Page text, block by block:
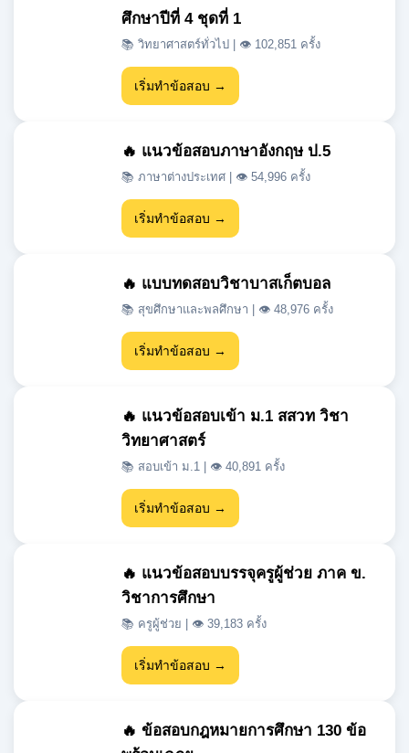
ชุดข้อสอบ สมาชิก
ยอดเข้าชม ใช้งานตลอด 24 ชั่วโมง
🔥 ชุดข้อสอบยอดนิยม
🔥 แนวข้อสอบวิทยาศาสตร์ ประถม
ศึกษาปีที่ 4 ชุดที่ 1
เริ่มทำข้อสอบ →
🔥 แนวข้อสอบภาษาอังกฤษ ป.5
📚 ภาษาต่างประเทศ | 👁 54,996 ครั้ง
🔥 แบบทดสอบวิชาบาสเก็ตบอล
📚 สุขศึกษาและพลศึกษา | 👁 48,976 ครั้ง
เริ่มทำข้อสอบ →
🔥 แนวข้อสอบเข้า ม.1 สสวท วิชา